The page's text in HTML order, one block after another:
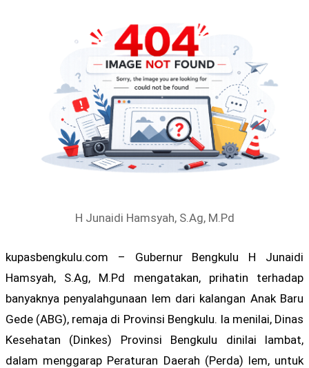
H Junaidi Hamsyah, S.Ag, M.Pd
kupasbengkulu.com – Gubernur Bengkulu H Junaidi
Hamsyah, S.Ag, M.Pd mengatakan, prihatin terhadap
banyaknya penyalahgunaan lem dari kalangan Anak Baru
Gede (ABG), remaja di Provinsi Bengkulu. Ia menilai, Dinas
Kesehatan (Dinkes) Provinsi Bengkulu dinilai lambat,
dalam menggarap Peraturan Daerah (Perda) lem, untuk